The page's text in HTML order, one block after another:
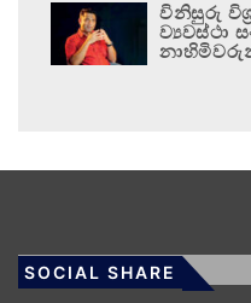
විනිසුරු
ව්‍යවස්ථා
SOCIAL SHARE